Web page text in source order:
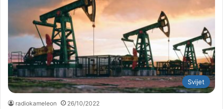
Svijet
radiokameleon 26/10/2022